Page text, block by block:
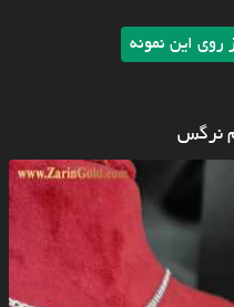
این نمونه
نرگس